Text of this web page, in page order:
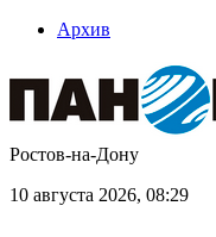
Архив
Ростов-на-Дону
10 августа 2026, 08:29